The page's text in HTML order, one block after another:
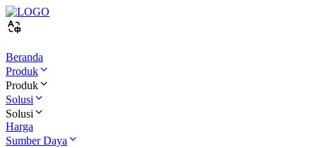
Beranda
Produk
Produk
Solusi
Solusi
Harga
Sumber Daya